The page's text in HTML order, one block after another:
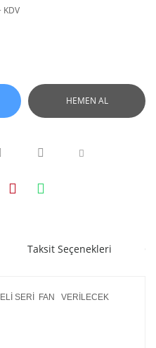
KDV
HEMEN AL
Taksit Seçenekleri
SERİ FAN VERİLECEK